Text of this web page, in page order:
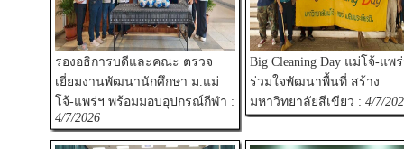
รองอธิการบดีและคณะ ตรวจ
เยี่ยมงานพัฒนานักศึกษา ม.แม่
โจ้-แพร่ฯ พร้อมมอบอุปกรณ์กีฬา :
4/7/2026
Big Cleaning Day แม่โจ้-แพ
ร่วมใจพัฒนาพื้นที่ สร้าง
มหาวิทยาลัยสีเขียว : 4/7/